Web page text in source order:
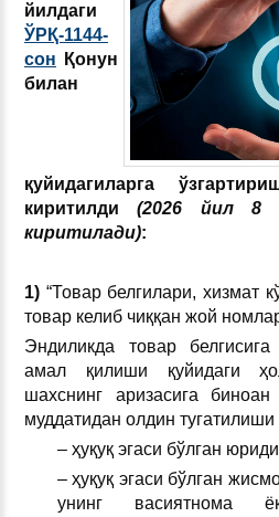
йилдаги
ЎРҚ-1144-
сон Қонун
билан
қуйидагиларга
киритилди(2026 йил 8
киритилади):
1) “Товар белгилари, хизмат
товар келиб чиққан жой
Эндиликда товар
амал қилиши қуйидаги
шахснинг аризасига
муддатидан олдин
– ҳуқуқ эгаси бўлган
– ҳуқуқ эгаси бўлган
унинг васиятнома